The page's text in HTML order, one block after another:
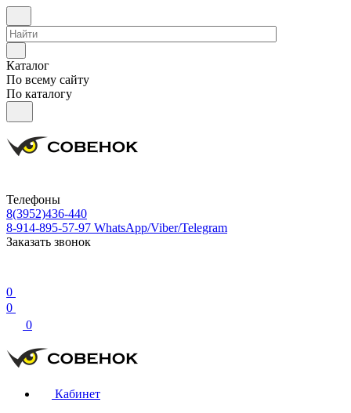
Каталог
По всему сайту
По каталогу
Телефоны
8(3952)436-440
8-914-895-57-97 WhatsApp/Viber/Telegram
Заказать звонок
0
0
0
Кабинет